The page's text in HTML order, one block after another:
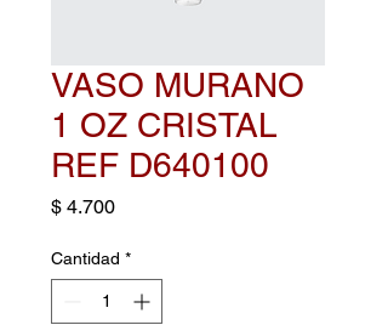
VASO MURANO
1 OZ CRISTAL
REF D640100
$ 4.700Precio
Cantidad *